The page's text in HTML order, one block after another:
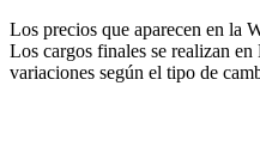
Los precios que aparecen en la
Los cargos finales se realizan
variaciones según el tipo de